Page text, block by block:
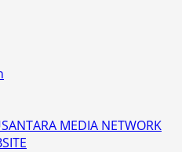
MEDIA NETWORK